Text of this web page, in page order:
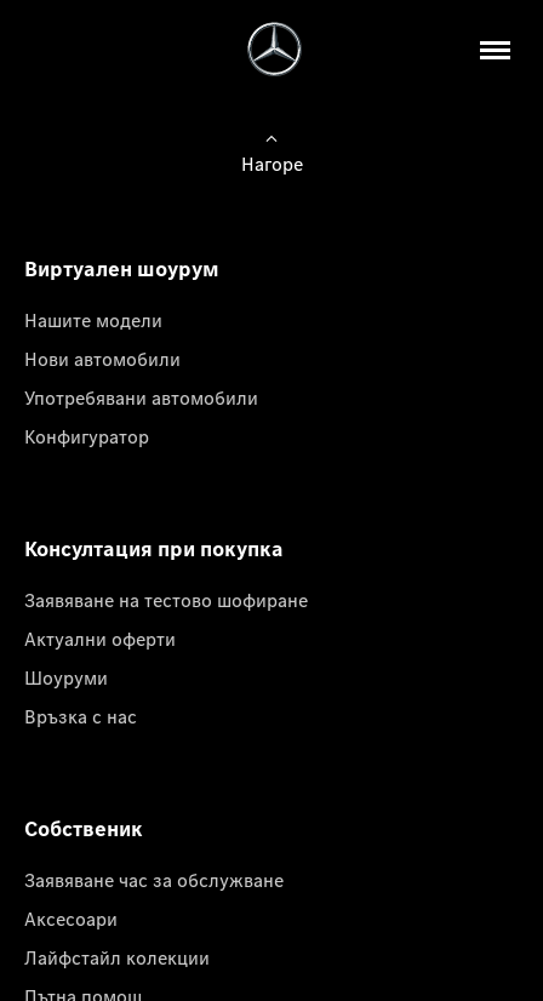
Нагоре
Виртуален шоурум
Нашите модели
Нови автомобили
Употребявани автомобили
Конфигуратор
Консултация при покупка
Заявяване на тестово шофиране
Актуални оферти
Шоуруми
Връзка с нас
Собственик
Заявяване час за обслужване
Аксесоари
Лайфстайл колекции
Пътна помощ